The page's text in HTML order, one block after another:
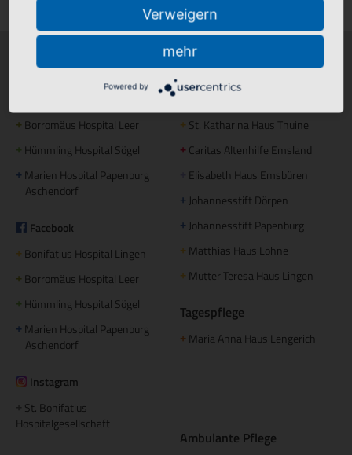
Krankenhäuser
+ Borromäus Hospital Leer
+ Hümmling Hospital Sögel
+ Marien Hospital Papenburg
Aschendorf
Facebook
+ Bonifatius Hospital Lingen
+ Borromäus Hospital Leer
+ Hümmling Hospital Sögel
+ Marien Hospital Papenburg
Aschendorf
Instagram
St. Bonifatius
Hospitalgesellschaft
Stationäre Pflege
+ St. Katharina Haus Thuine
+ Caritas Altenhilfe Emsland
Elisabeth Haus Emsbüren
+ Johannesstift Dörpen
+ Johannesstift Papenburg
+ Matthias Haus Lohne
+ Mutter Teresa Haus Lingen
Tagespflege
+ Maria Anna Haus Lengerich
Ambulante Pflege
Verweigern
mehr
Powered by